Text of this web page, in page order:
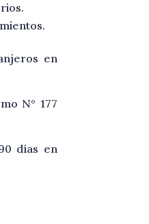
en
N° 177
días en